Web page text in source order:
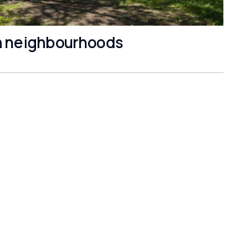
neighbourhoods